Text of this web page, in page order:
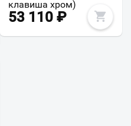
клавиша хром)
53 110₽